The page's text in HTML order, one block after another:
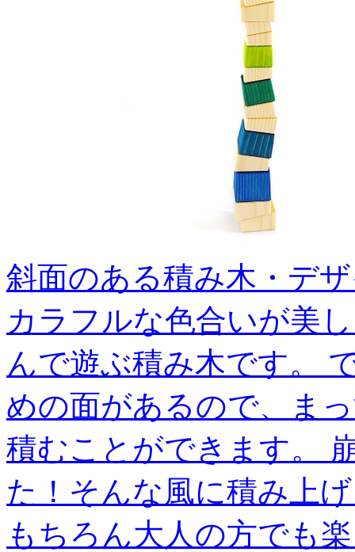
斜面のある積み木・デ
カラフルな色合いが美
んで遊ぶ積み木です。
めの面があるので、ま
積むことができます。
た！そんな風に積み上
もちろん大人の方でも